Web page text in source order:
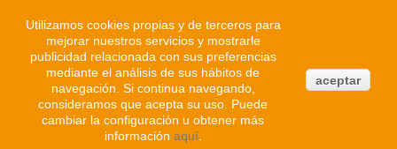
Atendemos WhatsApp
91 214 1542
Utilizamos cookies propias y de terceros para
mejorar nuestros servicios y mostrarle
publicidad relacionada con sus preferencias
mediante el análisis de sus hábitos de
navegación. Si continua navegando,
consideramos que acepta su uso. Puede
cambiar la configuración u obtener más
información aquí.
aceptar